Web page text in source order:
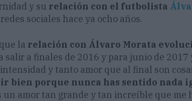
y su relación con el futbolista
sociales hace ya ocho años.
la relación con Álvaro Morata
salir a finales de 2016 y para junio de 2017
y tanto amor que al final son
ir bien porque nunca has sentido nada
un amor tan grande y tan increíble que me